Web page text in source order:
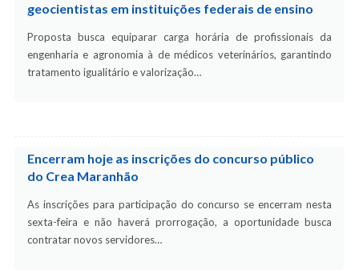
geocientistas em instituições federais de ensino
Proposta busca equiparar carga horária de profissionais da
engenharia e agronomia à de médicos veterinários, garantindo
tratamento igualitário e valorização…
Encerram hoje as inscrições do concurso público
do Crea Maranhão
As inscrições para participação do concurso se encerram nesta
sexta-feira e não haverá prorrogação, a oportunidade busca
contratar novos servidores…